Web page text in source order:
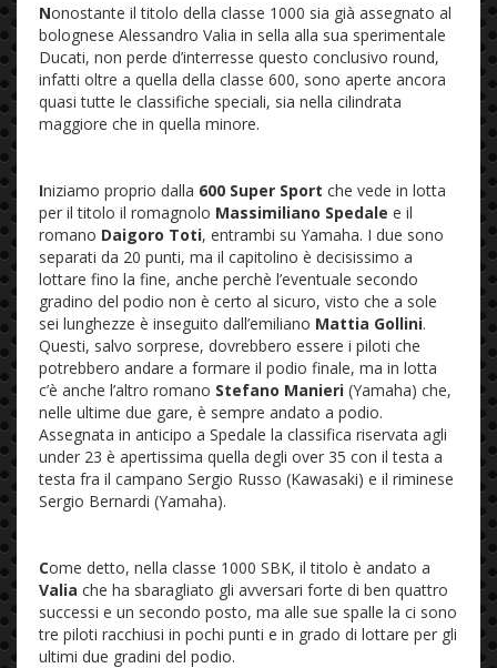
Nonostante il titolo della classe 1000 sia già assegnato al
bolognese Alessandro Valia in sella alla sua sperimentale
Ducati, non perde d’interresse questo conclusivo round,
infatti oltre a quella della classe 600, sono aperte ancora
quasi tutte le classifiche speciali, sia nella cilindrata
maggiore che in quella minore.
Iniziamo proprio dalla 600 Super Sport che vede in lotta
per il titolo il romagnolo Massimiliano Spedale e il
romano Daigoro Toti, entrambi su Yamaha. I due sono
separati da 20 punti, ma il capitolino è decisissimo a
lottare fino la fine, anche perchè l’eventuale secondo
gradino del podio non è certo al sicuro, visto che a sole
sei lunghezze è inseguito dall’emiliano Mattia Gollini.
Questi, salvo sorprese, dovrebbero essere i piloti che
potrebbero andare a formare il podio finale, ma in lotta
c’è anche l’altro romano Stefano Manieri (Yamaha) che,
nelle ultime due gare, è sempre andato a podio.
Assegnata in anticipo a Spedale la classifica riservata agli
under 23 è apertissima quella degli over 35 con il testa a
testa fra il campano Sergio Russo (Kawasaki) e il riminese
Sergio Bernardi (Yamaha).
Come detto, nella classe 1000 SBK, il titolo è andato a
Valia che ha sbaragliato gli avversari forte di ben quattro
successi e un secondo posto, ma alle sue spalle la ci sono
tre piloti racchiusi in pochi punti e in grado di lottare per gli
ultimi due gradini del podio.